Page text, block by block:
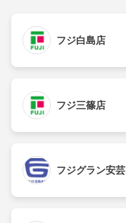
フジ白島店
フジ三篠店
フジグラン安芸